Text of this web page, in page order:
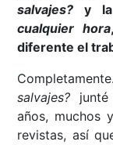
salvajes? y la
cualquier hora
diferente el
salvajes?
años, muchos
revistas, así